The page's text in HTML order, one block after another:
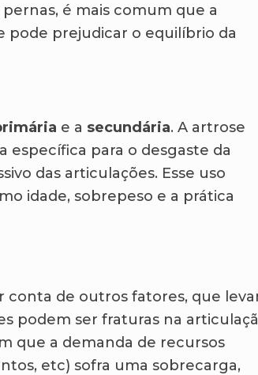
é mais comum que a
pode prejudicar o equilíbrio da
e a secundária. A artrose
específica para o desgaste da
das articulações. Esse uso
idade, sobrepeso e a prática
conta de outros fatores, que
podem ser fraturas na
que a demanda de recursos
etc) sofra uma sobrecarga,